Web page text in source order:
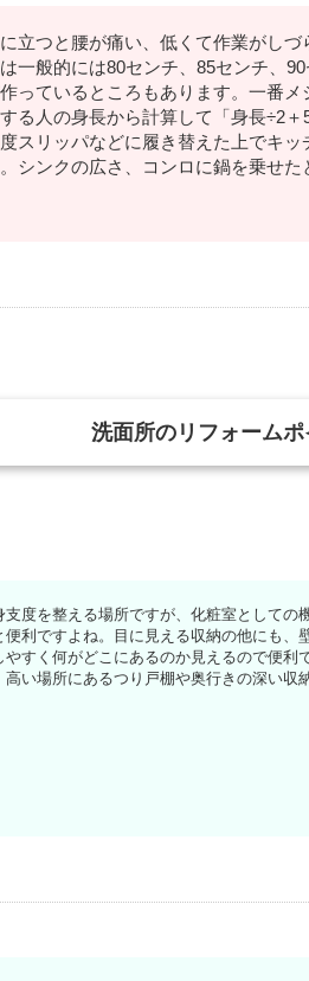
立つと腰が痛い、低くて作業がし
一般的には80センチ、85センチ、
っているところもあります。一番
る人の身長から計算して「身長÷2
スリッパなどに履き替えた上でキ
シンクの広さ、コンロに鍋を乗せ
洗面所のリフォームポ
支度を整える場所ですが、化粧室としての
便利ですよね。目に見える収納の他にも
やすく何がどこにあるのか見えるので便
高い場所にあるつり戸棚や奥行きの深い収